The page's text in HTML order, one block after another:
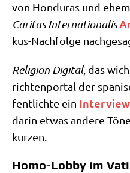
von Hon­du­ras und
Cari­tas Inter­na­tio­na­lis
kus-Nach­fol­ge
Reli­gi­on Digi­tal, das
rich­ten­por­tal der
fent­lich­te ein Inter­view
dar­in etwas ande­re
kurzen.
Homo-Lobby im